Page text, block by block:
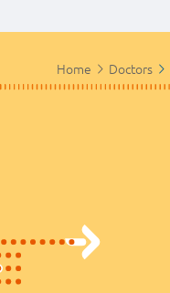
Home Doctors